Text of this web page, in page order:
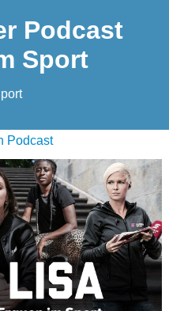
Podcast
Sport
Podcast